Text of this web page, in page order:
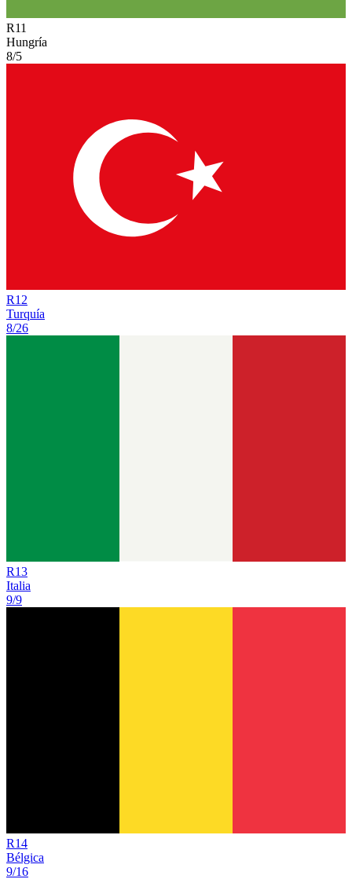
R11
Hungría
8/5
R12
Turquía
8/26
R13
Italia
9/9
R14
Bélgica
9/16